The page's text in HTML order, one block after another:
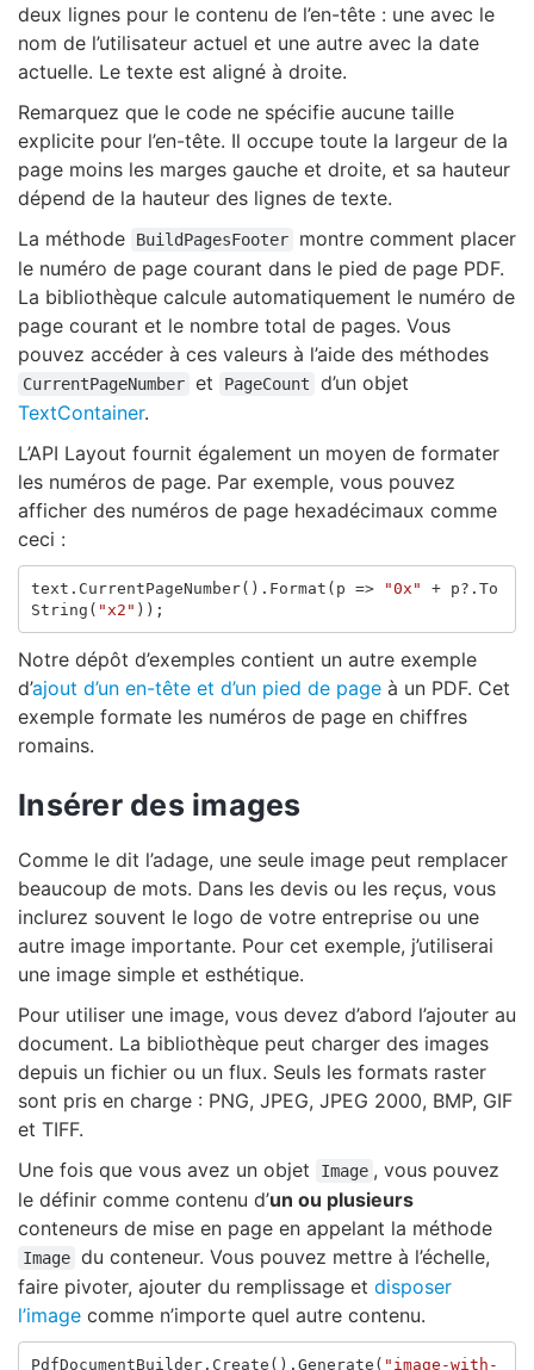
deux lignes pour le contenu de l’en-tête : une avec le
nom de l’utilisateur actuel et une autre avec la date
actuelle. Le texte est aligné à droite.
Remarquez que le code ne spécifie aucune taille
explicite pour l’en-tête. Il occupe toute la largeur de la
page moins les marges gauche et droite, et sa hauteur
dépend de la hauteur des lignes de texte.
La méthode
BuildPagesFooter
montre comment placer
le numéro de page courant dans le pied de page PDF.
La bibliothèque calcule automatiquement le numéro de
page courant et le nombre total de pages. Vous
pouvez accéder à ces valeurs à l’aide des méthodes
CurrentPageNumber et PageCount
d’un objet
TextContainer.
L’API Layout fournit également un moyen de formater
les numéros de page. Par exemple, vous pouvez
afficher des numéros de page hexadécimaux comme
ceci :
text . CurrentPageNumber(). Format ( p => "0x" + p?. To
String ( "x2" ));
Notre dépôt d’exemples contient un autre exemple
d’ajout d’un en-tête et d’un pied de page à un PDF. Cet
exemple formate les numéros de page en chiffres
romains.
Insérer des images
Comme le dit l’adage, une seule image peut remplacer
beaucoup de mots. Dans les devis ou les reçus, vous
inclurez souvent le logo de votre entreprise ou une
autre image importante. Pour cet exemple, j’utiliserai
une image simple et esthétique.
Pour utiliser une image, vous devez d’abord l’ajouter au
document. La bibliothèque peut charger des images
depuis un fichier ou un flux. Seuls les formats raster
sont pris en charge : PNG, JPEG, JPEG 2000, BMP, GIF
et TIFF.
Une fois que vous avez un objet
Image , vous pouvez
le définir comme contenu d’un ou plusieurs
conteneurs de mise en page en appelant la méthode
Image du conteneur. Vous pouvez mettre à l’échelle,
faire pivoter, ajouter du remplissage et disposer
l’image comme n’importe quel autre contenu.
PdfDocumentBuilder. Create (). Generate ( "image-with-